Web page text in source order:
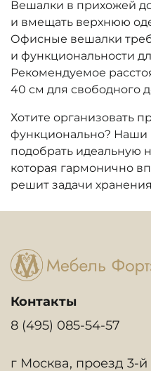
Вешалки в прихожей
и вмещать верхнюю
Офисные вешалки
и функциональности
Рекомендуемое
40 см для свободного
Хотите организовать
функционально? Наши
подобрать идеальную
которая гармонично
решит задачи
Контакты
8 (495) 085-54-57
г Москва, проезд 3-